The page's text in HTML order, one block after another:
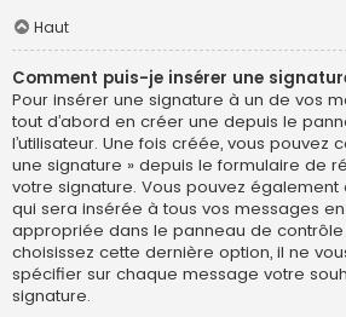
Haut
Comment puis-je insérer une
Pour insérer une signature à un de vos
tout d’abord en créer une depuis le
l’utilisateur. Une fois créée, vous pouvez
une signature » depuis le formulaire de
votre signature. Vous pouvez également
qui sera insérée à tous vos messages
appropriée dans le panneau de contrôle
choisissez cette dernière option, il ne
spécifier sur chaque message votre
signature.